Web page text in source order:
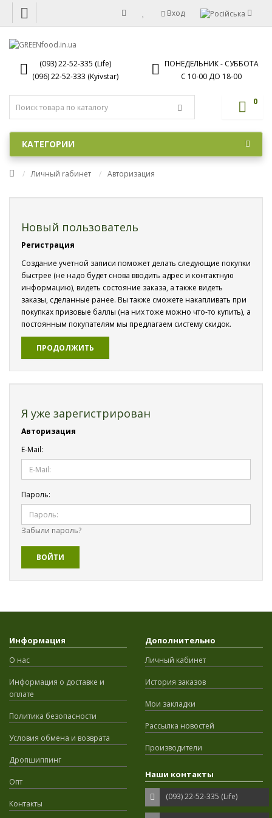
Вход
(093) 22-52-335 (Life)
(096) 22-52-333 (Kyivstar)
ПОНЕДЕЛЬНИК - СУББОТА
С 10-00 ДО 18-00
0
КАТЕГОРИИ
Личный rабинет Авторизация
Новый пользователь
Регистрация
Создание учетной записи поможет делать следующие покупки
быстрее (не надо будет снова вводить адрес и контактную
информацию), видеть состояние заказа, а также видеть
заказы, сделанные ранее. Вы также сможете накапливать при
покупках призовые баллы (на них тоже можно что-то купить), а
постоянным покупателям мы предлагаем систему скидок.
ПРОДОЛЖИТЬ
Я уже зарегистрирован
Авторизация
E-Mail:
Пароль:
Забыли пароль?
Информация
О нас
Информация о доставке и
оплате
Политика безопасности
Условия обмена и возврата
Дропшиппинг
Опт
Контакты
Дополнительно
Личный кабинет
История заказов
Мои закладки
Рассылка новостей
Производители
Наши контакты
(093) 22-52-335 (Life)